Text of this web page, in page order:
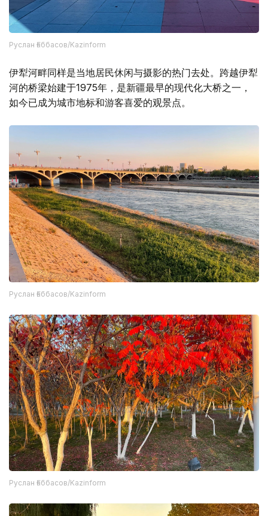
Руслан Ғаббасов/Kazinform
伊犁河畔同样是当地居民休闲与摄影的热门去处。跨越伊犁
河的桥梁始建于1975年，是新疆最早的现代化大桥之一，
如今已成为城市地标和游客喜爱的观景点。
Руслан Ғаббасов/Kazinform
Руслан Ғаббасов/Kazinform